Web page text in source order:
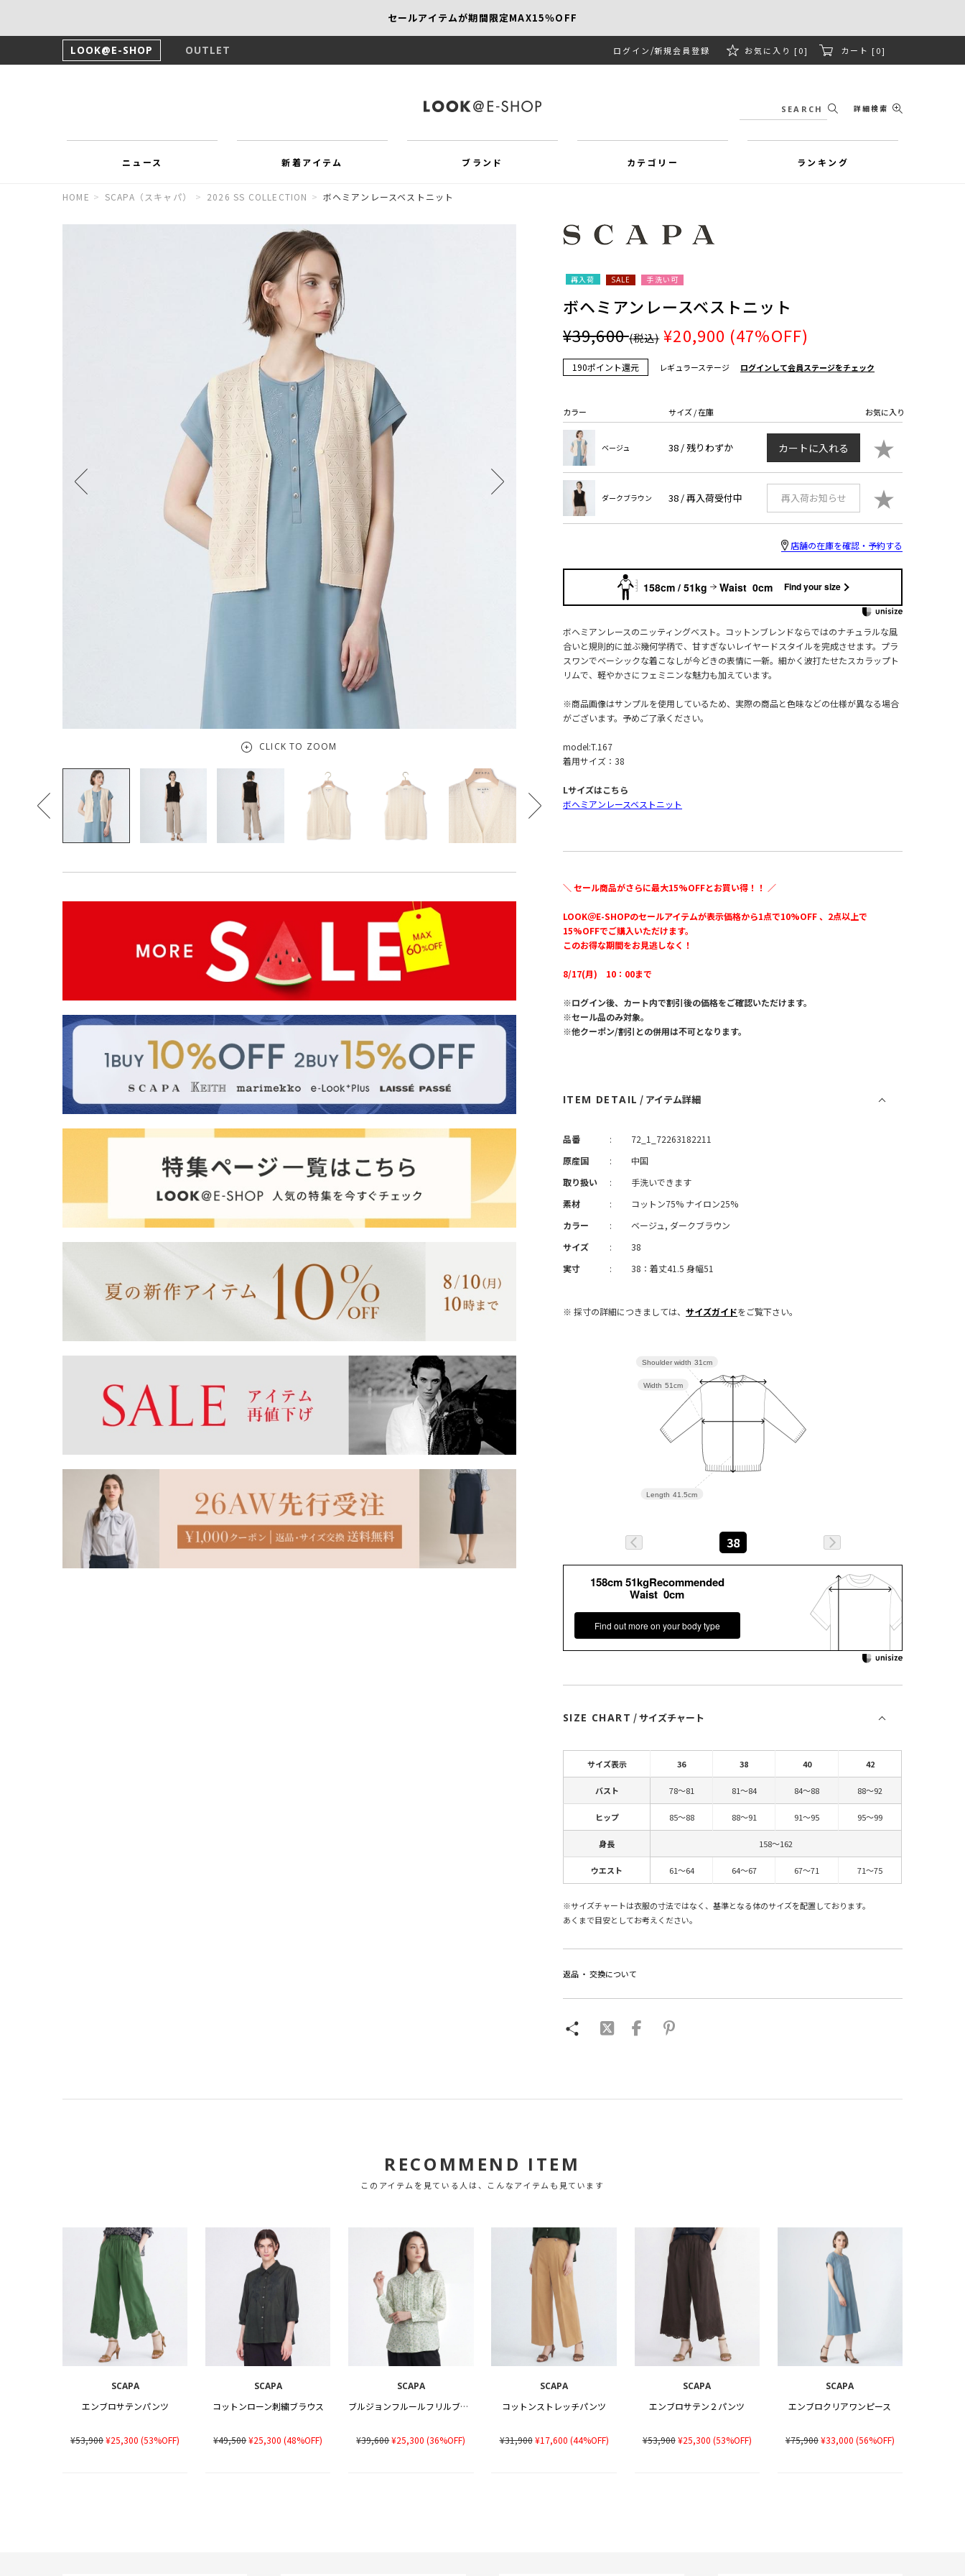
セールアイテムが期間限定MAX15％OFF
LOOK@E-SHOP OUTLET ログイン 新規会員登録 お気に入り [0] カート [0]
詳細検索
ニュース 新着アイテム ブランド カテゴリー ランキング
HOME > SCAPA（スキャパ） > 2026 SS COLLECTION > ボヘミアンレースベストニット
CLICK TO ZOOM
再入荷 SALE 手洗い可
ボヘミアンレースベストニット
¥39,600(税込) ¥20,900 (47%OFF)
190ポイント還元 レギュラーステージ ログインして会員ステージをチェック
カラー サイズ / 在庫 お気に入り
ベージュ 38 /残りわずか カートに入れる ★
ダークブラウン 38 /再入荷受付中 再入荷お知らせ ★
店舗の在庫を確認・予約する
158cm / 51kg Waist 0cm Find your size
ボヘミアンレースのニッティングベスト。コットンブレンドならではのナチュラルな風
合いと規則的に並ぶ幾何学柄で、甘すぎないレイヤードスタイルを完成させます。プラ
スワンでベーシックな着こなしが今どきの表情に一新。細かく波打たせたスカラップト
リムで、軽やかさにフェミニンな魅力も加えています。
※商品画像はサンプルを使用しているため、実際の商品と色味などの仕様が異なる場合
がございます。予めご了承ください。
model:T.167
着用サイズ：38
Lサイズはこちら
ボヘミアンレースベストニット
＼ セール商品がさらに最大15%OFFとお買い得！！ ／
LOOK＠E-SHOPのセールアイテムが表示価格から1点で10%OFF 、2点以上で
15%OFFでご購入いただけます。
このお得な期間をお見逃しなく！
8/17(月) 10：00まで
※ログイン後、カート内で割引後の価格をご確認いただけます。
※セール品のみ対象。
※他クーポン/割引との併用は不可となります。
ITEM DETAIL / アイテム詳細
品番 :
72_1_72263182211
原産国
:
中国
取り扱い
:
手洗いできます
素材
:
コットン75% ナイロン25%
カラー
:
ベージュ, ダークブラウン
サイズ
:
38
実寸
: 38：着丈41.5 身幅51
※ 採寸の詳細につきましては、サイズガイドをご覧下さい。
Length 41.5cm
Width 51cm
Shoulder width 31cm
38
158cm 51kgRecommended
Waist 0cm
Find out more on your body type
SIZE CHART / サイズチャート
サイズ表示 36 38 40 42
バスト 78～81 81～84 84～88 88～92
ヒップ 85～88 88～91 91～95 95～99
身長 158～162
ウエスト 61～64 64～67 67～71 71～75
※サイズチャートは衣服の寸法ではなく、基準となる体のサイズを配置しております。
あくまで目安としてお考えください。
返品 ・ 交換について
RECOMMEND ITEM
このアイテムを見ている人は、こんなアイテムも見ています
SCAPA
エンブロサテンパンツ
¥53,900¥25,300 (53%OFF)
SCAPA
コットンローン刺繍ブラウス
¥49,500¥25,300 (48%OFF)
SCAPA
ブルジョンフルールフリルブラウス
¥39,600¥25,300 (36%OFF)
SCAPA
コットンストレッチパンツ
¥31,900 ¥17,600 (44%OFF)
SCAPA
エンブロサテン２パンツ
¥53,900¥25,300 (53%OFF)
SCAPA
エンブロクリアワンピース
¥75,900¥33,000 (56%OFF)